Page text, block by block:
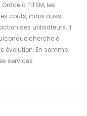
à l’ITSM, les
coûts, mais aussi
des utilisateurs. Il
cherche à
évolution. En somme,
services